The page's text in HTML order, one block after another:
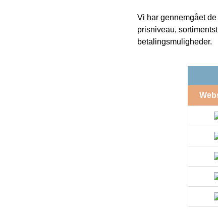
Vi har gennemgået
prisniveau,
betalingsmuligheder.